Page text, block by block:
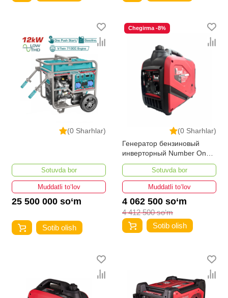
(0 Sharhlar)
Sotuvda bor
Muddatli to‘lov
25 500 000 so‘m
Sotib olish
(0 Sharhlar)
Chegirma -8%
Генератор бензиновый
инверторный Number One
NIG2100-iS-PRO
Sotuvda bor
Muddatli to‘lov
4 062 500 so‘m
4 412 500 so‘m
Sotib olish